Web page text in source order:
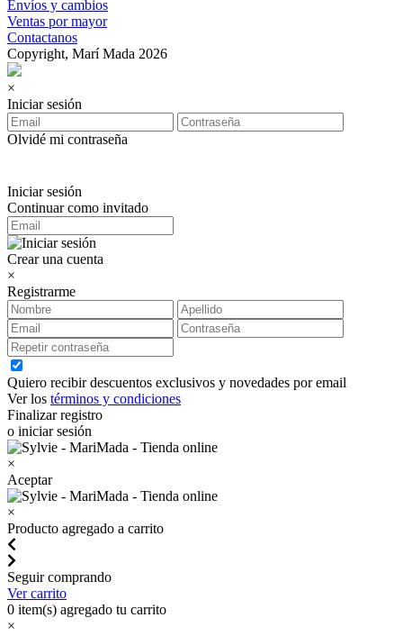
Envíos y cambios
Ventas por mayor
Contactanos
Copyright, Marí Mada 2026
×
Iniciar sesión
Olvidé mi contraseña
Iniciar sesión
Continuar como invitado
Crear una cuenta
×
Registrarme
Quiero recibir descuentos exclusivos y novedades por email
Ver los términos y condiciones
Finalizar registro
o iniciar sesión
×
Aceptar
×
Producto agregado a carrito
Seguir comprando
Ver carrito
0 item(s) agregado tu carrito
×